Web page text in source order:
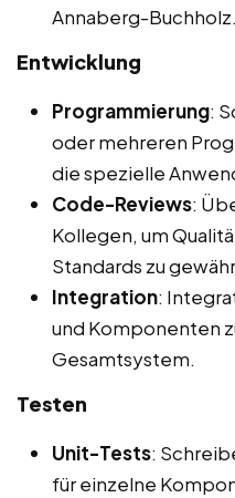
Annaberg-Buchholz.
Entwicklung
Programmierung:
oder mehreren
die spezielle
Code-Reviews:
Kollegen, um
Standards zu
Integration:
und Komponenten
Gesamtsystem.
Testen
Unit-Tests:
für einzelne